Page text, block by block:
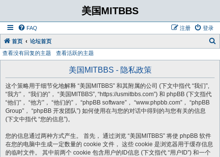
美国MITBBS
FAQ 登录
注册
首页 论坛首页
查看没有回复的主题 查看活跃的主题
美国MITBBS - 隐私政策
这个策略用于细节化地解释 “美国MITBBS” 和其附属的公司 (下文中指代 “我们”,
“我方”， “我们的”， “美国MITBBS”, “https://usmitbbs.com”) 和 phpBB (下文指代
“他们”， “他方”， “他们的”， “phpBB software”， “www.phpbb.com”， “phpBB
Group”， “phpBB 开发团队”) 如何使用在与您的对话中得到的与您有关的信息
(下文中指代 “您的信息”)。
您的信息通过两种方式产生。 首先， 通过浏览 “美国MITBBS” 将使 phpBB 软件
在您的电脑中生成一定数量的 cookie 文件， 这些 cookie 是浏览器用于缓存信息
的临时文件。 其中前两个 cookie 包含用户的ID信息 (下文指代 “用户ID”) 和一个